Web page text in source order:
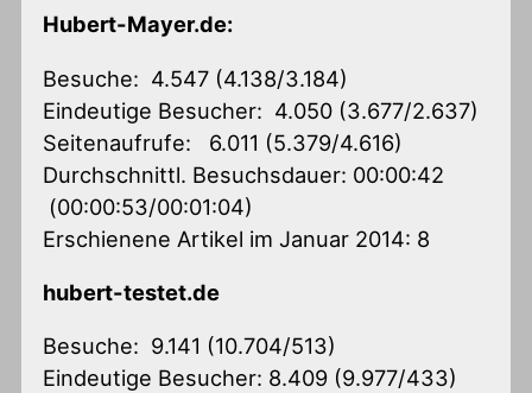
Hubert-Mayer.de:
Besuche: 4.547 (4.138/3.184)
Eindeutige Besucher: 4.050 (3.677/2.637)
Seitenaufrufe: 6.011 (5.379/4.616)
Durchschnittl. Besuchsdauer: 00:00:42
(00:00:53/00:01:04)
Erschienene Artikel im Januar 2014: 8
hubert-testet.de
Besuche: 9.141 (10.704/513)
Eindeutige Besucher: 8.409 (9.977/433)